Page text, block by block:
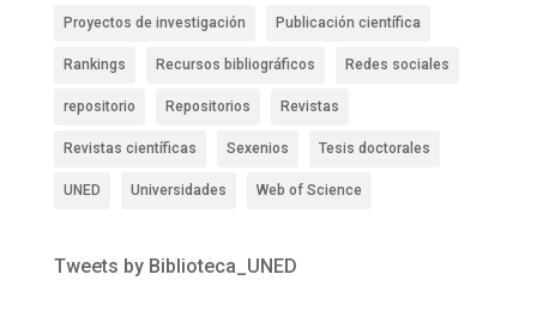
Proyectos de investigación Publicación científica
Rankings Recursos bibliográficos Redes sociales
repositorio Repositorios Revistas
Revistas científicas Sexenios Tesis doctorales
UNED Universidades Web of Science
Tweets by Biblioteca_UNED